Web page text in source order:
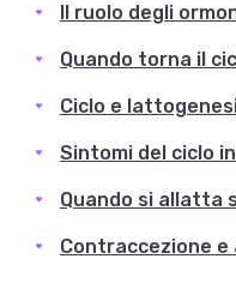
Il ruolo degli
Quando torna il
Ciclo e
Sintomi del ciclo
Quando si allatta
Contraccezione